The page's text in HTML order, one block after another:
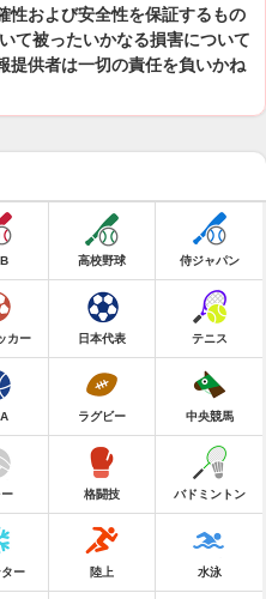
性および安全性を保証するもの
て被ったいかなる損害について
提供者は一切の責任を負いかね
高校野球 侍ジャパン
カー 日本代表 テニス
ラグビー 中央競馬
格闘技 バドミントン
ー 陸上 水泳